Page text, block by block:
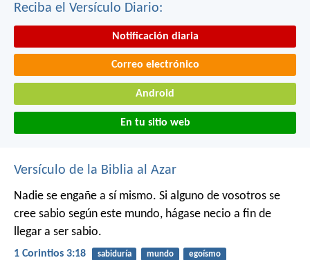
Reciba el Versículo Diario:
Notificación diaria
Correo electrónico
Android
En tu sitio web
Versículo de la Biblia al Azar
Nadie se engañe a sí mismo. Si alguno de vosotros se
cree sabio según este mundo, hágase necio a fin de
llegar a ser sabio.
1 Corintios 3:18 sabiduría mundo egoísmo